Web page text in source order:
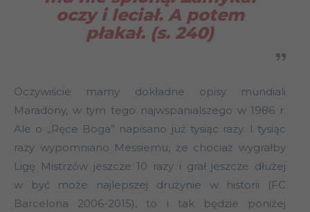
oczy i leciał. A potem
płakał. (s. 240)
Oczywiście mamy dokładne opisy mundiali
Maradony, w tym tego najwspanialszego w 1986 r.
Ale o „Ręce Boga” napisano już tysiąc razy. I tysiąc
razy wypomniano Messiemu, że chociaż wygrałby
Ligę Mistrzów jeszcze 10 razy i grał jeszcze dłużej
w być może najlepszej drużynie w historii (FC
Barcelona 2006-2015), to i tak będzie poniżej